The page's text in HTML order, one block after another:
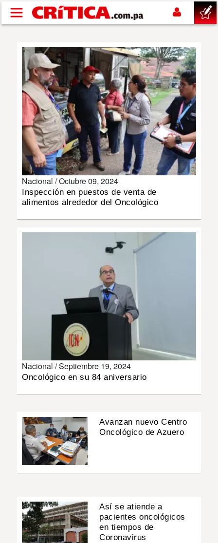
Pasar al contenido principal
SUCESOS
NACIONAL
POLÍTICA
SHOW
DEPORTES
Nacional /Octubre 09, 2024
Inspección en puestos de venta de
alimentos alrededor del Oncológico
Nacional /Septiembre 19, 2024
Oncológico en su 84 aniversario
Avanzan nuevo Centro
Oncológico de Azuero
Así se atiende a
pacientes oncológicos
en tiempos de
Coronavirus